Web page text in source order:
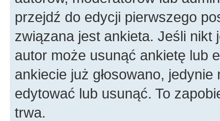
przejdź do edycji pierwszego
związana jest ankieta. Jeśli nikt
autor może usunąć ankietę lub
ankiecie już głosowano,
edytować lub usunąć. To
trwa.